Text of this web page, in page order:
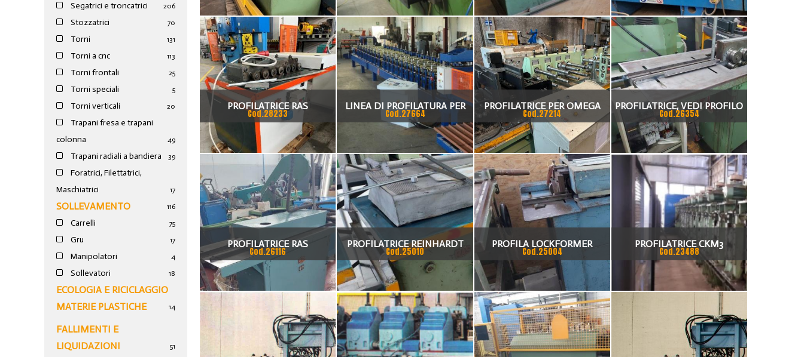
Segatrici e troncatrici 206
Stozzatrici 70
Torni 131
Torni a cnc 113
Torni frontali 25
Torni speciali 5
Torni verticali 20
Trapani fresa e trapani
colonna
49
Trapani radiali a bandiera 39
Foratrici, Filettatrici,
Maschiatrici
17
SOLLEVAMENTO 116
Carrelli 75
Gru 17
Manipolatori 4
Sollevatori 18
ECOLOGIA E RICICLAGGIO
MATERIE PLASTICHE
14
FALLIMENTI E
LIQUIDAZIONI
51
TESTE PROFILATRICE PER PALI
E PROLUNGHE 12 TESTE
700 MM X 80 MM ( CIRCA ) DI
ALBERO
PROFILATRICE RAS
Cod.28233
LINEA DI PROFILATURA PER
LAMIERE GRECATE EGB 401
CON SVILUPPO MM 1.250
Cod.27664
PROFILATRICE PER OMEGA
ALTEZZA 60MM E 80 MM
DALLAN A 11 PASSAGGI
Cod.27214
PROFILATRICE, VEDI PROFILO
ALLEGATO
Cod.26354
PROFILATRICE RAS
Cod.26116
PROFILATRICE REINHARDT
MACHINENBAU
Cod.25010
PROFILA LOCKFORMER
Cod.25004
PROFILATRICE CKM3
Cod.23488